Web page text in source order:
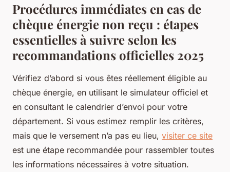
Procédures immédiates en cas de
chèque énergie non reçu : étapes
essentielles à suivre selon les
recommandations officielles 2025
Vérifiez d’abord si vous êtes réellement éligible au
chèque énergie, en utilisant le simulateur officiel et
en consultant le calendrier d’envoi pour votre
département. Si vous estimez remplir les critères,
mais que le versement n’a pas eu lieu, visiter ce site
est une étape recommandée pour rassembler toutes
les informations nécessaires à votre situation.